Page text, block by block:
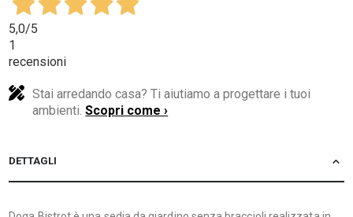
5,0/5
1
recensioni
Stai arredando casa? Ti aiutiamo a progettare i tuoi
ambienti.Scopri come ›
DETTAGLI